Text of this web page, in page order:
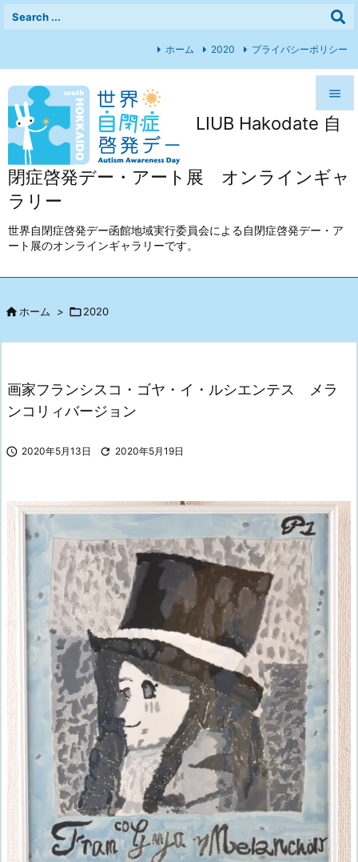
LIUB Hakodate 自
閉症啓発デー・アート展 オンラインギャ
ラリー
世界自閉症啓発デー函館地域実行委員会による自閉症啓発デー・ア
ート展のオンラインギャラリーです。



前へ
次へ
ホーム 2020 プライバシーポリシー
ホーム > 2020
画家フランシスコ・ゴヤ・イ・ルシエンテス メラ
ンコリィバージョン
 2020年5月13日  2020年5月19日